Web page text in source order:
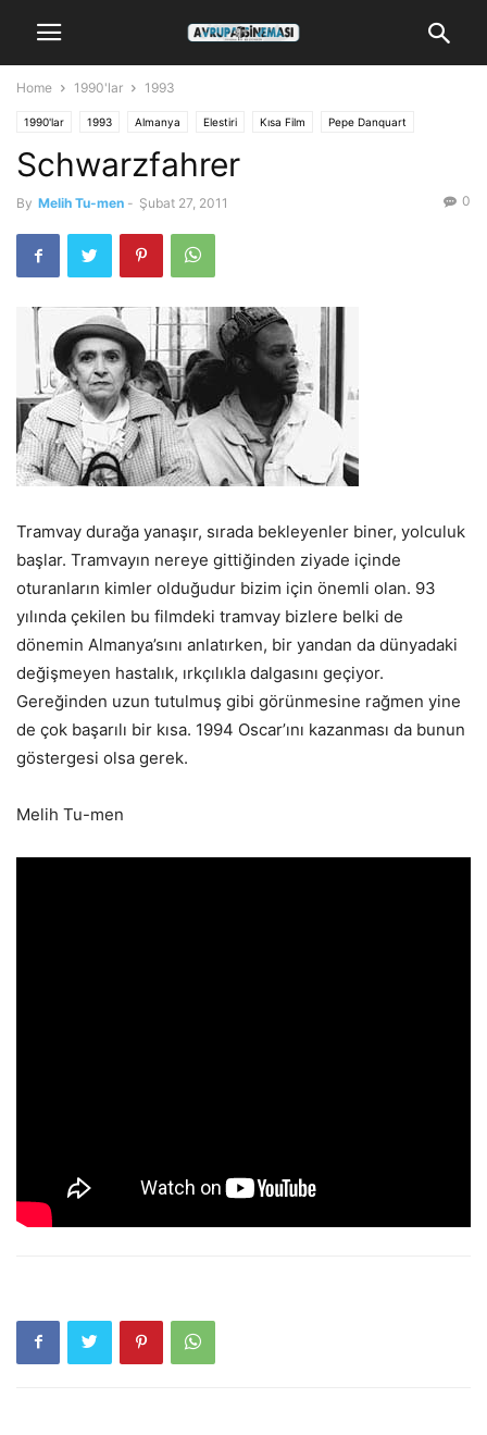
Home 1990'lar 1993
1990'lar 1993 Almanya Elestiri Kısa Film Pepe Danquart
Schwarzfahrer
By Melih Tu-men - Şubat 27, 2011 0
Tramvay durağa yanaşır, sırada bekleyenler biner, yolculuk
başlar. Tramvayın nereye gittiğinden ziyade içinde
oturanların kimler olduğudur bizim için önemli olan. 93
yılında çekilen bu filmdeki tramvay bizlere belki de
dönemin Almanya’sını anlatırken, bir yandan da dünyadaki
değişmeyen hastalık, ırkçılıkla dalgasını geçiyor.
Gereğinden uzun tutulmuş gibi görünmesine rağmen yine
de çok başarılı bir kısa. 1994 Oscar’ını kazanması da bunun
göstergesi olsa gerek.
Melih Tu-men